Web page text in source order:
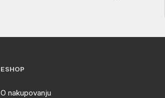
ESHOP
O nakupovanju